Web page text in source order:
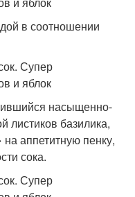
в соотношении
насыщенно-
листиков базилика,
аппетитную пенку,
сока.